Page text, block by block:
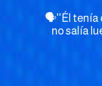
🗣''Él tenía
no salía